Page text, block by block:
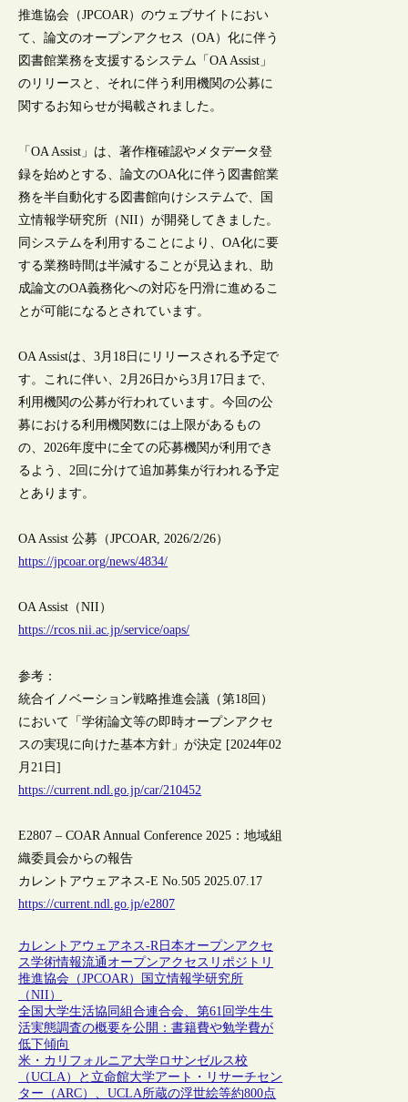
推進協会（JPCOAR）のウェブサイトにおい
て、論文のオープンアクセス（OA）化に伴う
図書館業務を支援するシステム「OA Assist」
のリリースと、それに伴う利用機関の公募に
関するお知らせが掲載されました。
「OA Assist」は、著作権確認やメタデータ登
録を始めとする、論文のOA化に伴う図書館業
務を半自動化する図書館向けシステムで、国
立情報学研究所（NII）が開発してきました。
同システムを利用することにより、OA化に要
する業務時間は半減することが見込まれ、助
成論文のOA義務化への対応を円滑に進めるこ
とが可能になるとされています。
OA Assistは、3月18日にリリースされる予定で
す。これに伴い、2月26日から3月17日まで、
利用機関の公募が行われています。今回の公
募における利用機関数には上限があるもの
の、2026年度中に全ての応募機関が利用でき
るよう、2回に分けて追加募集が行われる予定
とあります。
OA Assist 公募（JPCOAR, 2026/2/26）
https://jpcoar.org/news/4834/
OA Assist（NII）
https://rcos.nii.ac.jp/service/oaps/
参考：
統合イノベーション戦略推進会議（第18回）
において「学術論文等の即時オープンアクセ
スの実現に向けた基本方針」が決定 [2024年02
月21日]
https://current.ndl.go.jp/car/210452
E2807 – COAR Annual Conference 2025：地域組
織委員会からの報告
カレントアウェアネス-E No.505 2025.07.17
https://current.ndl.go.jp/e2807
カレントアウェアネス-R日本オープンアクセ
ス学術情報流通 オープンアクセスリポジトリ
推進協会（JPCOAR）
国立情報学研究所
（NII）
全国大学生活協同組合連合会、第61回学生生
活実態調査の概要を公開：書籍費や勉学費が
低下傾向
米・カリフォルニア大学ロサンゼルス校
（UCLA）と立命館大学アート・リサーチセン
ター（ARC）、UCLA所蔵の浮世絵等約800点